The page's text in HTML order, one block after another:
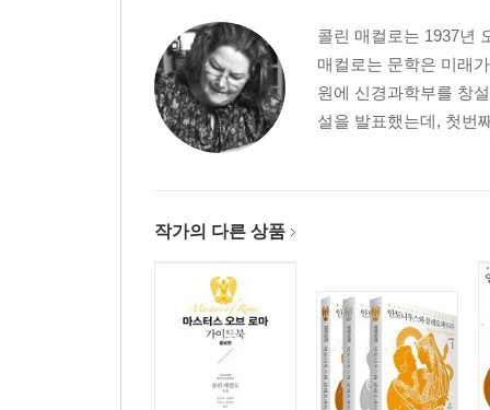
콜린 매컬로는 1937년
매컬로는 문학은 미래
원에 신경과학부를 창
설을 발표했는데, 첫번
작가의 다른 상품